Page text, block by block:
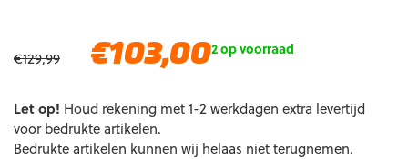
€129,99
Oorspronkelijke
€129,99.
€103,00Huidige
€103,00.
2 op voorraad
Let op! Houd rekening met 1-2 werkdagen extra levertijd
voor bedrukte artikelen.
Bedrukte artikelen kunnen wij helaas niet terugnemen.